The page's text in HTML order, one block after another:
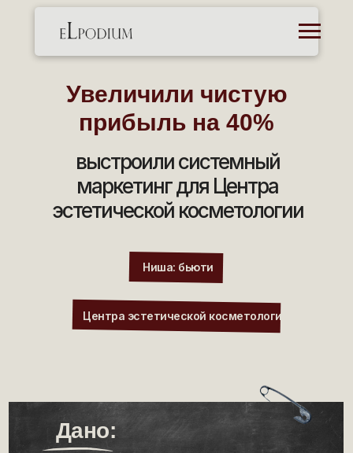
Увеличили чистую
прибыль на 40%
выстроили системный
маркетинг для Центра
эстетической косметологии
Центра эстетической косметологии
Ниша: бьюти
Дано: